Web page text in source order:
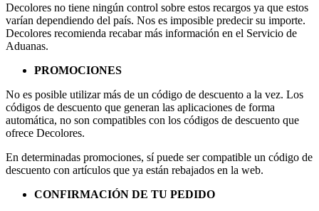
Decolores no tiene ningún control sobre estos recargos ya que estos
varían dependiendo del país. Nos es imposible predecir su importe.
Decolores recomienda recabar más información en el Servicio de
Aduanas.
PROMOCIONES
No es posible utilizar más de un código de descuento a la vez. Los
códigos de descuento que generan las aplicaciones de forma
automática, no son compatibles con los códigos de descuento que
ofrece Decolores.
En determinadas promociones, sí puede ser compatible un código de
descuento con artículos que ya están rebajados en la web.
CONFIRMACIÓN DE TU PEDIDO